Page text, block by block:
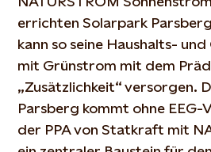
errichten Solarpark
kann so seine Haushalts-
mit Grünstrom mit dem
„Zusätzlichkeit“ versorgen.
Parsberg kommt ohne EEG-
der PPA von Statkraft mit